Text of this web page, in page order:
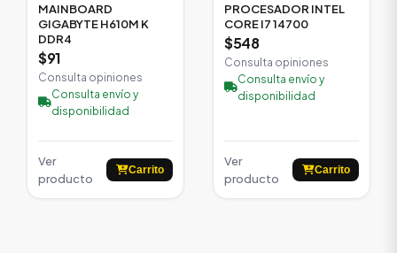
MAINBOARD
GIGABYTE H610M K
DDR4
$91
Consulta opiniones
Consulta envío y
disponibilidad
Ver
producto
Carrito
PROCESADOR INTEL
CORE I7 14700
$548
Consulta opiniones
Consulta envío y
disponibilidad
Ver
producto
Carrito